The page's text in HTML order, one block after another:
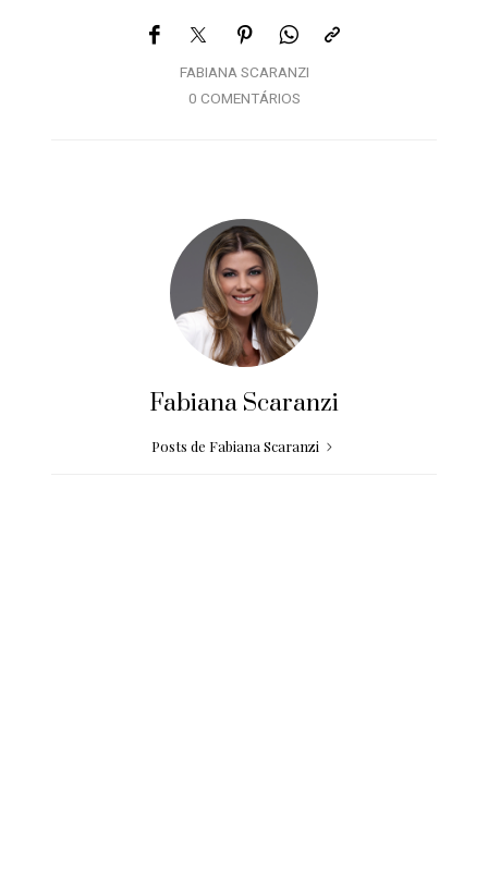
FABIANA SCARANZI
0 COMENTÁRIOS
Fabiana Scaranzi
Posts de Fabiana Scaranzi